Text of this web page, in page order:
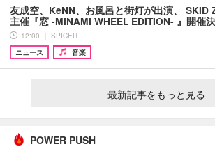
友成空、KeNN、お風呂と街灯が出演、 SKID
主催『窓 -MINAMI WHEEL EDITION- 』開催
12:00 ｜ SPICER
ニュース
音楽
最新記事をもっと見る
POWER PUSH